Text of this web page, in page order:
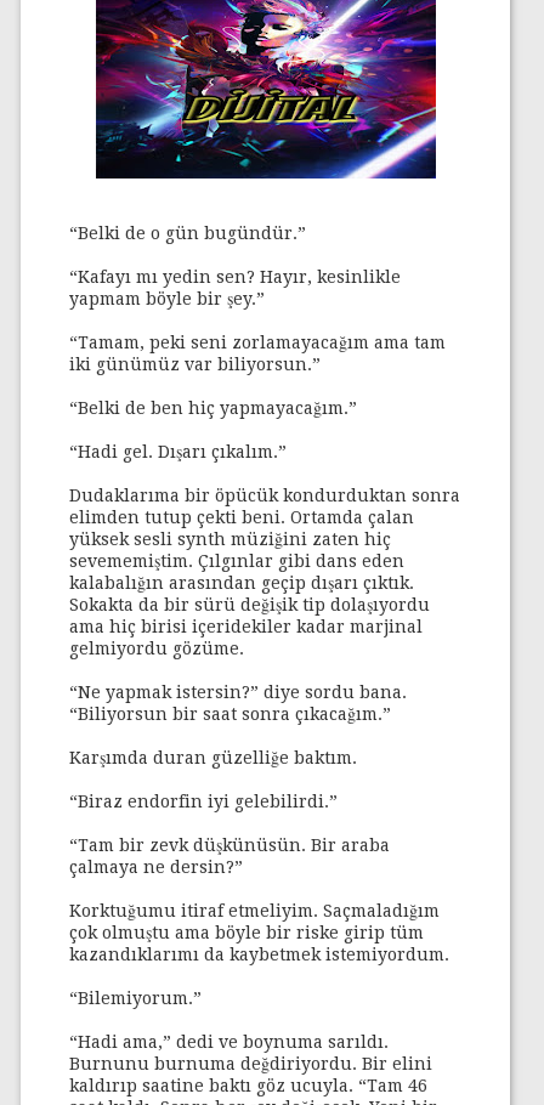
“Belki de o gün bugündür.”
“Kafayı mı yedin sen? Hayır, kesinlikle
yapmam böyle bir şey.”
“Tamam, peki seni zorlamayacağım ama tam
iki günümüz var biliyorsun.”
“Belki de ben hiç yapmayacağım.”
“Hadi gel. Dışarı çıkalım.”
Dudaklarıma bir öpücük kondurduktan sonra
elimden tutup çekti beni. Ortamda çalan
yüksek sesli synth müziğini zaten hiç
sevememiştim. Çılgınlar gibi dans eden
kalabalığın arasından geçip dışarı çıktık.
Sokakta da bir sürü değişik tip dolaşıyordu
ama hiç birisi içeridekiler kadar marjinal
gelmiyordu gözüme.
“Ne yapmak istersin?” diye sordu bana.
“Biliyorsun bir saat sonra çıkacağım.”
Karşımda duran güzelliğe baktım.
“Biraz endorfin iyi gelebilirdi.”
“Tam bir zevk düşkünüsün. Bir araba
çalmaya ne dersin?”
Korktuğumu itiraf etmeliyim. Saçmaladığım
çok olmuştu ama böyle bir riske girip tüm
kazandıklarımı da kaybetmek istemiyordum.
“Bilemiyorum.”
“Hadi ama,” dedi ve boynuma sarıldı.
Burnunu burnuma değdiriyordu. Bir elini
kaldırıp saatine baktı göz ucuyla. “Tam 46